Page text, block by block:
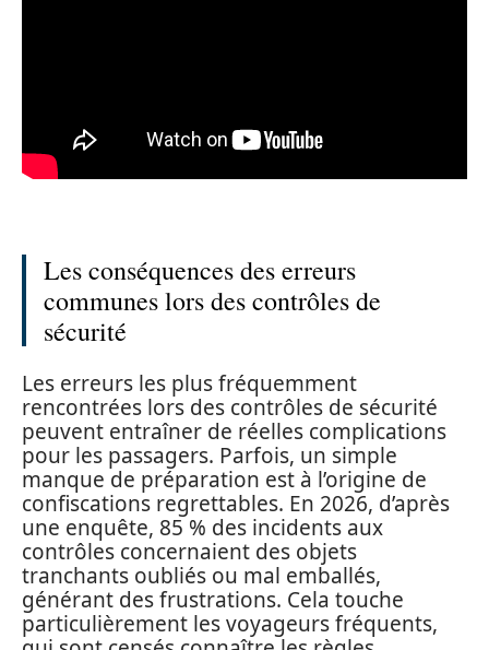
Les conséquences des erreurs
communes lors des contrôles de
sécurité
Les erreurs les plus fréquemment
rencontrées lors des contrôles de sécurité
peuvent entraîner de réelles complications
pour les passagers. Parfois, un simple
manque de préparation est à l’origine de
confiscations regrettables. En 2026, d’après
une enquête, 85 % des incidents aux
contrôles concernaient des objets
tranchants oubliés ou mal emballés,
générant des frustrations. Cela touche
particulièrement les voyageurs fréquents,